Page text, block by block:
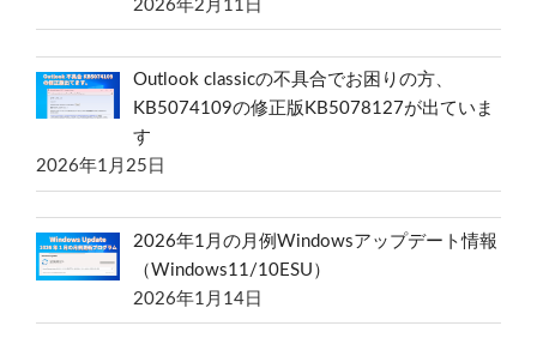
2026年2月11日
Outlook classicの不具合でお困りの方、
KB5074109の修正版KB5078127が出ていま
す
2026年1月25日
2026年1月の月例Windowsアップデート情報
（Windows11/10ESU）
2026年1月14日